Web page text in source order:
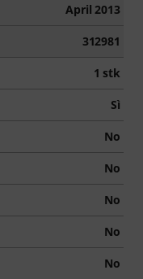
April 2013
312981
1 stk
Sì
No
No
No
No
No